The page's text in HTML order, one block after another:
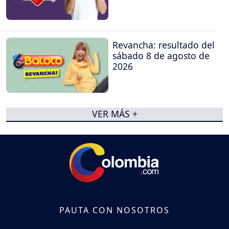
Revancha: resultado del
sábado 8 de agosto de
2026
VER MÁS +
PAUTA CON NOSOTROS